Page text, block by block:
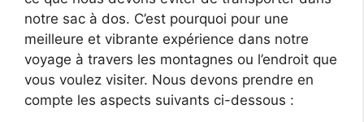
notre sac à dos. C’est pourquoi pour une
meilleure et vibrante expérience dans notre
voyage à travers les montagnes ou l’endroit que
vous voulez visiter. Nous devons prendre en
compte les aspects suivants ci-dessous :